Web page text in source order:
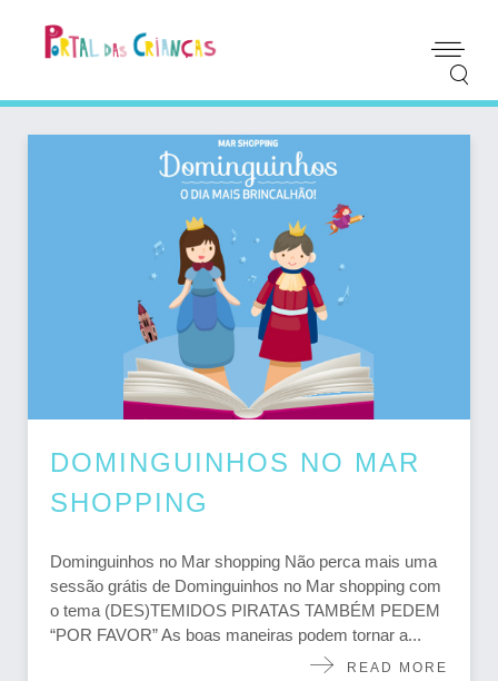
DOMINGUINHOS NO MAR
SHOPPING
Dominguinhos no Mar shopping Não perca mais uma
sessão grátis de Dominguinhos no Mar shopping com
o tema (DES)TEMIDOS PIRATAS TAMBÉM PEDEM
“POR FAVOR” As boas maneiras podem tornar a...
READ MORE